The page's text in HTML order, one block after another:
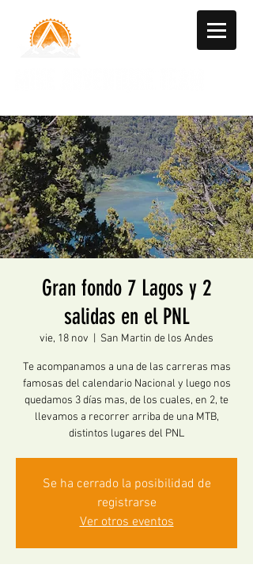
Gran fondo 7 Lagos y 2
salidas en el PNL
vie, 18 nov San Martin de los Andes
Te acompanamos a una de las carreras mas
famosas del calendario Nacional y luego nos
quedamos 3 días mas, de los cuales, en 2, te
llevamos a recorrer arriba de una MTB,
distintos lugares del PNL
Se ha cerrado la posibilidad de
registrarse
Ver otros eventos